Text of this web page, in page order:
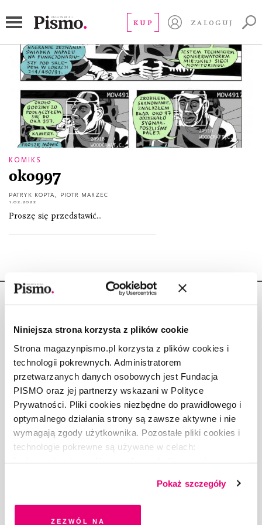
Niniejsza strona korzysta z plików cookie
Strona magazynpismo.pl korzysta z plików cookies i
technologii pokrewnych. Administratorem
przetwarzanych danych osobowych jest Fundacja
PISMO oraz jej partnerzy wskazani w Polityce
Prywatności. Pliki cookies niezbędne do prawidłowego i
optymalnego działania strony są zawsze aktywne i nie
wymagają zgody użytkownika. Pozostałe pliki cookies i
technologie pokrewne są używane w celach:
dobrowolną zgodę na pliki cookies i technologie
pokrewne, zgadzasz się na przechowywanie informacji
na Twoim urządzeniu końcowym lub dostęp do niego i
Pokaż szczegóły
Zezwól na
KUP ZALOGUJ
KOMIKS
oko997
PATRYK KOPTA PIOTR MARZEC
1.02.2022
Proszę się przedstawić...
Copyright © Fundacja Pismo
O „PIŚMIE”
ABOUT PISMO
FACT-CHECKING W „PIŚMIE”
WSPIERAJĄ NAS